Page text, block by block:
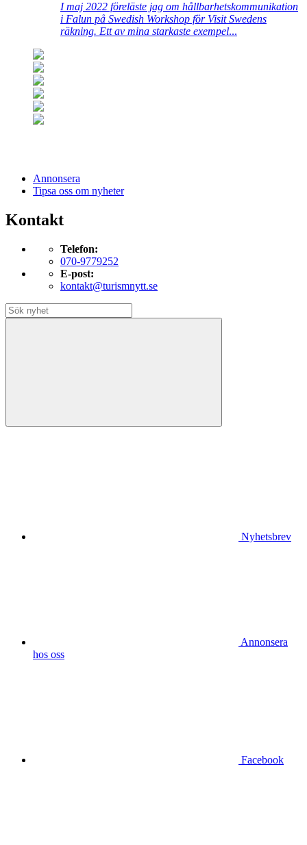
I maj 2022 föreläste jag om hållbarhetskommunikation
i Falun på Swedish Workshop för Visit Swedens
räkning. Ett av mina starkaste exempel...
Annonsera
Tipsa oss om nyheter
Kontakt
Telefon:
070-9779252
E-post:
kontakt@turismnytt.se
Nyhetsbrev
Annonsera
hos oss
Facebook